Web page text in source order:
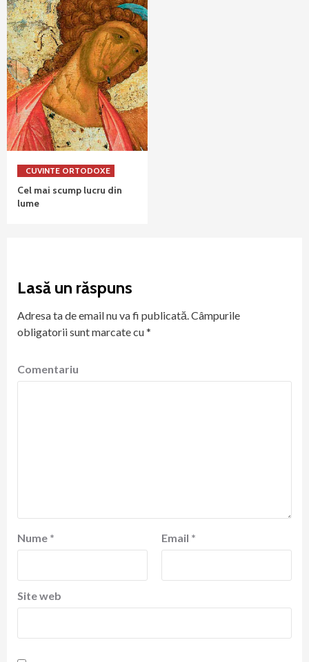
CUVINTE ORTODOXE
Cel mai scump lucru din
lume
Lasă un răspuns
Adresa ta de email nu va fi publicată.Câmpurile
obligatorii sunt marcate cu*
Comentariu
Nume * Email *
Site web